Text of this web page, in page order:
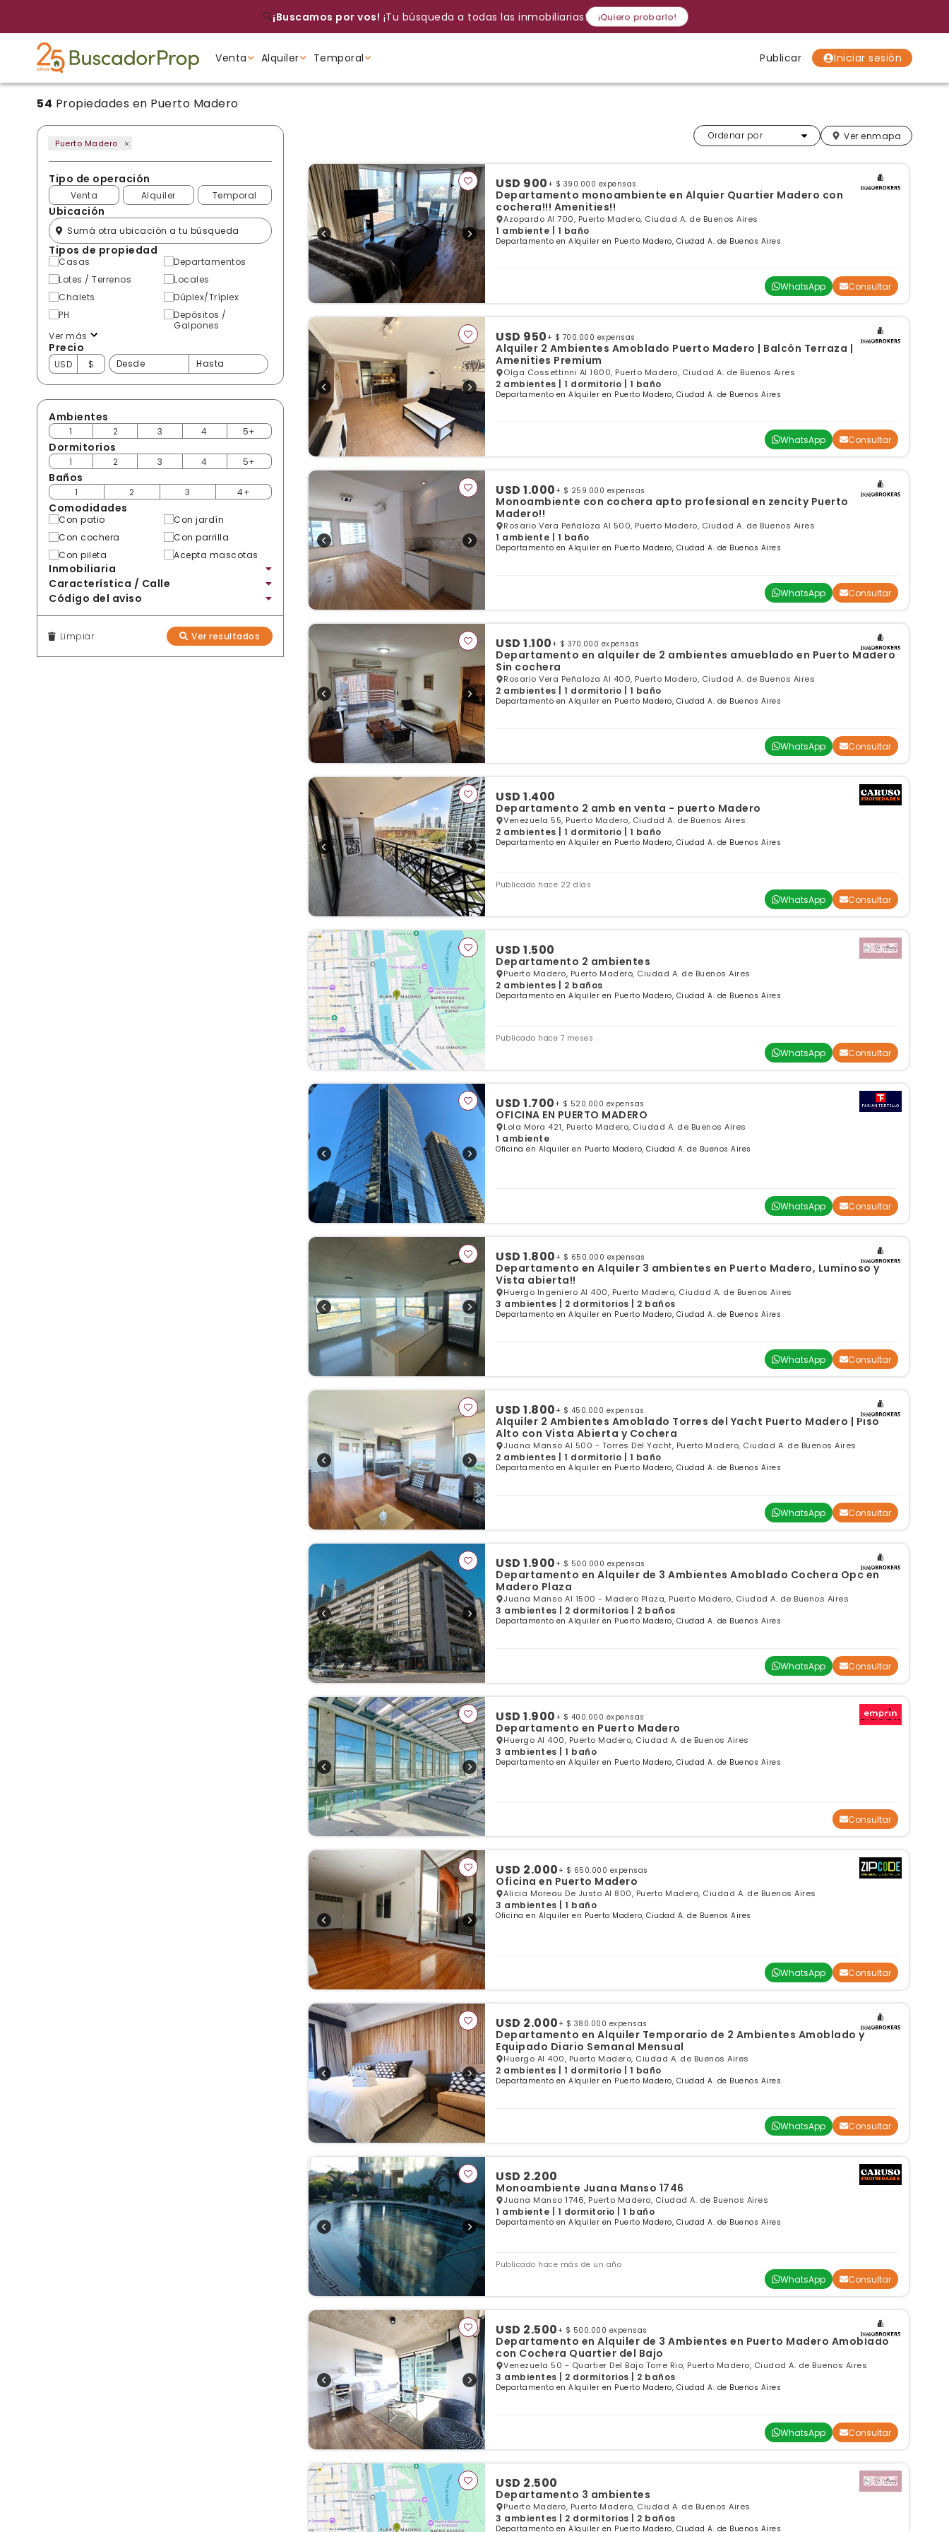
🔍¡Buscamos por vos! ¡Tu búsqueda a todas las inmobiliarias! ¡Quiero probarlo!
Venta
Tipo de propiedad
Alquiler
Tipo de propiedad
Temporal
Tipo de propiedad
Publicar Iniciar sesión
Cancelar Si, eliminar
Gracias
54 Propiedades en Puerto Madero
Puerto Madero
Tipo de operación
Venta Alquiler Temporal
Ubicación
Tipos de propiedad
Casas
Departamentos
Lotes / Terrenos
Locales
Chalets
Dúplex/Tríplex
PH
Depósitos /
Galpones
Ver más
Precio
USD $
Ambientes
1 2 3 4 5+
Dormitorios
1 2 3 4 5+
Baños
1 2 3 4+
Comodidades
Con patio
Con jardín
Con cochera
Con parrilla
Con pileta
Acepta mascotas
Inmobiliaria
Característica / Calle
Código del aviso
Limpiar Ver resultados
Ordenar por
Más relevantes Ver enmapa
USD 900 + $ 390.000 expensas
Departamento monoambiente en Alquier Quartier Madero con
cochera!!! Amenities!!
Azopardo Al 700, Puerto Madero, Ciudad A. de Buenos Aires
1 ambiente | 1 baño
Departamento en Alquiler en Puerto Madero, Ciudad A. de Buenos Aires
WhatsApp Consultar
USD 950 + $ 700.000 expensas
Alquiler 2 Ambientes Amoblado Puerto Madero | Balcón Terraza |
Amenities Premium
Olga Cossettinni Al 1600, Puerto Madero, Ciudad A. de Buenos Aires
2 ambientes | 1 dormitorio | 1 baño
Departamento en Alquiler en Puerto Madero, Ciudad A. de Buenos Aires
WhatsApp Consultar
USD 1.000 + $ 259.000 expensas
Monoambiente con cochera apto profesional en zencity Puerto
Madero!!
Rosario Vera Peñaloza Al 500, Puerto Madero, Ciudad A. de Buenos Aires
1 ambiente | 1 baño
Departamento en Alquiler en Puerto Madero, Ciudad A. de Buenos Aires
WhatsApp Consultar
USD 1.100 + $ 370.000 expensas
Departamento en alquiler de 2 ambientes amueblado en Puerto Madero
Sin cochera
Rosario Vera Peñaloza Al 400, Puerto Madero, Ciudad A. de Buenos Aires
2 ambientes | 1 dormitorio | 1 baño
Departamento en Alquiler en Puerto Madero, Ciudad A. de Buenos Aires
WhatsApp Consultar
USD 1.400
Departamento 2 amb en venta - puerto Madero
Venezuela 55, Puerto Madero, Ciudad A. de Buenos Aires
2 ambientes | 1 dormitorio | 1 baño
Departamento en Alquiler en Puerto Madero, Ciudad A. de Buenos Aires
Publicado hace 22 días
WhatsApp Consultar
USD 1.500
Departamento 2 ambientes
Puerto Madero, Puerto Madero, Ciudad A. de Buenos Aires
2 ambientes | 2 baños
Departamento en Alquiler en Puerto Madero, Ciudad A. de Buenos Aires
Publicado hace 7 meses
WhatsApp Consultar
USD 1.700 + $ 520.000 expensas
OFICINA EN PUERTO MADERO
Lola Mora 421, Puerto Madero, Ciudad A. de Buenos Aires
1 ambiente
Oficina en Alquiler en Puerto Madero, Ciudad A. de Buenos Aires
WhatsApp Consultar
USD 1.800 + $ 650.000 expensas
Departamento en Alquiler 3 ambientes en Puerto Madero, Luminoso y
Vista abierta!!
Huergo Ingeniero Al 400, Puerto Madero, Ciudad A. de Buenos Aires
3 ambientes | 2 dormitorios | 2 baños
Departamento en Alquiler en Puerto Madero, Ciudad A. de Buenos Aires
WhatsApp Consultar
USD 1.800 + $ 450.000 expensas
Alquiler 2 Ambientes Amoblado Torres del Yacht Puerto Madero | Piso
Alto con Vista Abierta y Cochera
Juana Manso Al 500 - Torres Del Yacht, Puerto Madero, Ciudad A. de Buenos Aires
2 ambientes | 1 dormitorio | 1 baño
Departamento en Alquiler en Puerto Madero, Ciudad A. de Buenos Aires
WhatsApp Consultar
USD 1.900 + $ 500.000 expensas
Departamento en Alquiler de 3 Ambientes Amoblado Cochera Opc en
Madero Plaza
Juana Manso Al 1500 - Madero Plaza, Puerto Madero, Ciudad A. de Buenos Aires
3 ambientes | 2 dormitorios | 2 baños
Departamento en Alquiler en Puerto Madero, Ciudad A. de Buenos Aires
WhatsApp Consultar
USD 1.900 + $ 400.000 expensas
Departamento en Puerto Madero
Huergo Al 400, Puerto Madero, Ciudad A. de Buenos Aires
3 ambientes | 1 baño
Departamento en Alquiler en Puerto Madero, Ciudad A. de Buenos Aires
Consultar
USD 2.000 + $ 650.000 expensas
Oficina en Puerto Madero
Alicia Moreau De Justo Al 800, Puerto Madero, Ciudad A. de Buenos Aires
3 ambientes | 1 baño
Oficina en Alquiler en Puerto Madero, Ciudad A. de Buenos Aires
WhatsApp Consultar
USD 2.000 + $ 380.000 expensas
Departamento en Alquiler Temporario de 2 Ambientes Amoblado y
Equipado Diario Semanal Mensual
Huergo Al 400, Puerto Madero, Ciudad A. de Buenos Aires
2 ambientes | 1 dormitorio | 1 baño
Departamento en Alquiler en Puerto Madero, Ciudad A. de Buenos Aires
WhatsApp Consultar
USD 2.200
Monoambiente Juana Manso 1746
Juana Manso 1746, Puerto Madero, Ciudad A. de Buenos Aires
1 ambiente | 1 dormitorio | 1 baño
Departamento en Alquiler en Puerto Madero, Ciudad A. de Buenos Aires
Publicado hace más de un año
WhatsApp Consultar
USD 2.500 + $ 500.000 expensas
Departamento en Alquiler de 3 Ambientes en Puerto Madero Amoblado
con Cochera Quartier del Bajo
Venezuela 50 - Quartier Del Bajo Torre Rio, Puerto Madero, Ciudad A. de Buenos Aires
3 ambientes | 2 dormitorios | 2 baños
Departamento en Alquiler en Puerto Madero, Ciudad A. de Buenos Aires
WhatsApp Consultar
USD 2.500
Departamento 3 ambientes
Puerto Madero, Puerto Madero, Ciudad A. de Buenos Aires
3 ambientes | 2 dormitorios | 2 baños
Departamento en Alquiler en Puerto Madero, Ciudad A. de Buenos Aires